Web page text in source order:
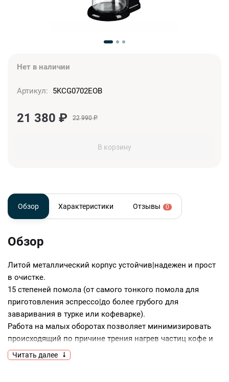
Нет в наличии
Артикул: 5KCG0702EOB
21 380 ₽ 22 990₽
В корзину
Обзор Характеристики Отзывы 0
Обзор
Литой металлический корпус устойчив|надежен и прост
в очистке.
15 степеней помола (от самого тонкого помола для
приготовления эспрессо|до более грубого для
заваривания в турке или кофеварке).
Работа на малых оборотах позволяет минимизировать
происходящий по причине трения нагрев частиц кофе и
сохранить его вкус и аромат.
Контейнер для кофе выполнен из стекла для
Читать далее